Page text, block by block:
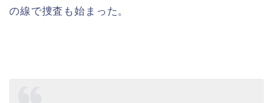
の線で捜査も始まった。